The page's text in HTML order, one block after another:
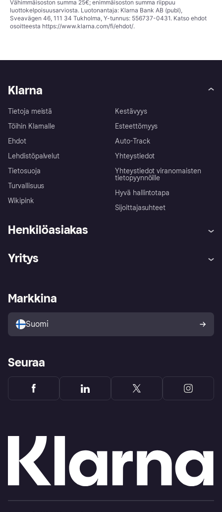
Vähimmäisoston summa 25€; enimmäisoston summa riippuu
luottokelpoisuusarviosta. Luotonantaja: Klarna Bank AB (publ),
Sveavägen 46, 111 34 Tukholma, Y-tunnus: 556737-0431. Katso ehdot
osoitteesta https://www.klarna.com/fi/ehdot/.
Klarna
Tietoja meistä
Töihin Klarnalle
Ehdot
Lehdistöpalvelut
Tietosuoja
Turvallisuus
Wikipink
Kestävyys
Esteettömyys
Auto-Track
Yhteystiedot
Yhteystiedot viranomaisten
tietopyynnöille
Hyvä hallintotapa
Sijoittajasuhteet
Henkilöasiakas
Ohje
Kirjaudu sisään
Tutustu kauppoihin
Ostajan turva
Yritys
Kirjaudu sisään yrityksenä
Markkina
Suomi
Seuraa